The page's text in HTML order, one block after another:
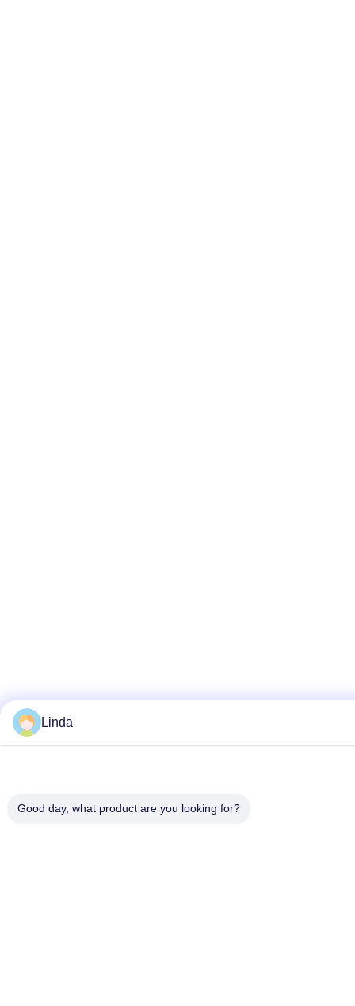
Linda
Good day, what product are you looking for?